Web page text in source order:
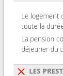
Le logement
toute la
La pension
déjeuner du
LES